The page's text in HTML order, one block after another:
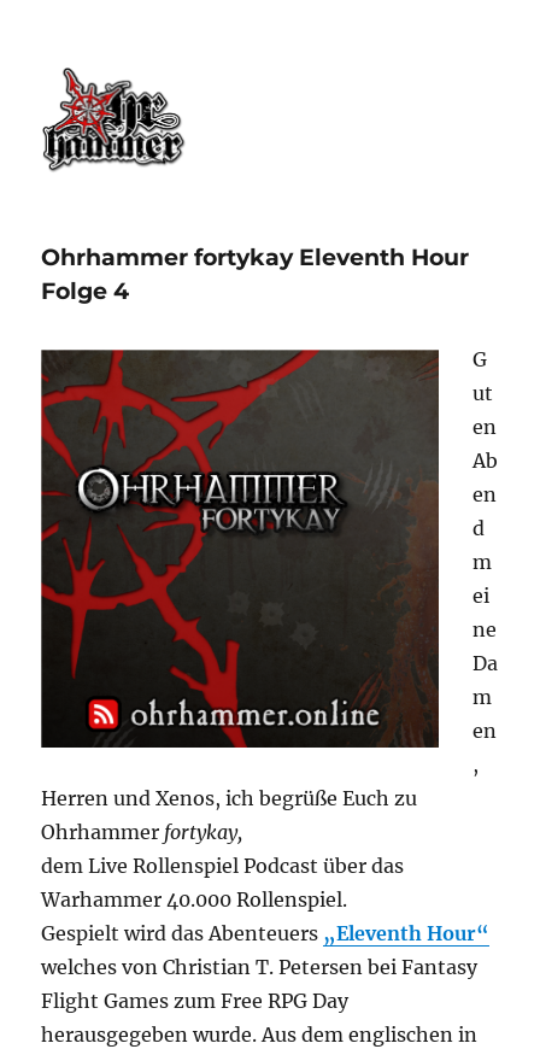
Ohrhammer.online
Ohrhammer fortykay Eleventh Hour
Folge 4
G
ut
en
Ab
en
d
m
ei
ne
Da
m
en
,
Herren und Xenos, ich begrüße Euch zu
Ohrhammer fortykay,
dem Live Rollenspiel Podcast über das
Warhammer 40.000 Rollenspiel.
Gespielt wird das Abenteuers „Eleventh Hour“
welches von Christian T. Petersen bei Fantasy
Flight Games zum Free RPG Day
herausgegeben wurde.Aus dem englischen in